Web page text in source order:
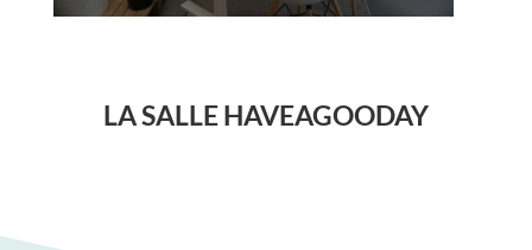
LA SALLE HAVEAGOODAY